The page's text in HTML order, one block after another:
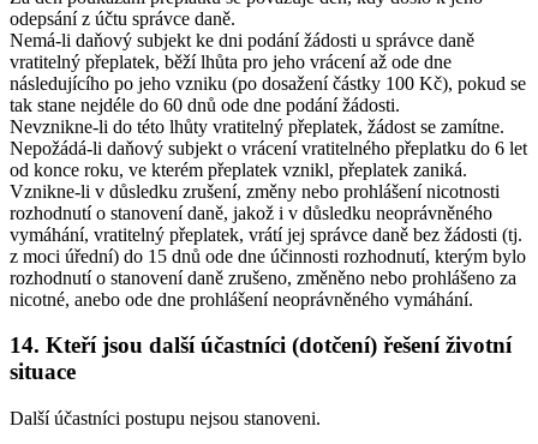
odepsání z účtu správce daně.
Nemá-li daňový subjekt ke dni podání žádosti u správce daně
vratitelný přeplatek, běží lhůta pro jeho vrácení až ode dne
následujícího po jeho vzniku (po dosažení částky 100 Kč), pokud se
tak stane nejdéle do 60 dnů ode dne podání žádosti.
Nevznikne-li do této lhůty vratitelný přeplatek, žádost se zamítne.
Nepožádá-li daňový subjekt o vrácení vratitelného přeplatku do 6 let
od konce roku, ve kterém přeplatek vznikl, přeplatek zaniká.
Vznikne-li v důsledku zrušení, změny nebo prohlášení nicotnosti
rozhodnutí o stanovení daně, jakož i v důsledku neoprávněného
vymáhání, vratitelný přeplatek, vrátí jej správce daně bez žádosti (tj.
z moci úřední) do 15 dnů ode dne účinnosti rozhodnutí, kterým bylo
rozhodnutí o stanovení daně zrušeno, změněno nebo prohlášeno za
nicotné, anebo ode dne prohlášení neoprávněného vymáhání.
14. Kteří jsou další účastníci (dotčení) řešení životní
situace
Další účastníci postupu nejsou stanoveni.